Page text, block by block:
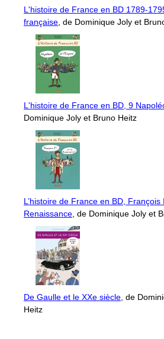
L'histoire de France en BD 1789-
française , de Dominique Joly et
L'histoire de France en BD, 9
Dominique Joly et Bruno Heitz
L’histoire de France en BD, François
Renaissance , de Dominique Joly et
De Gaulle et le XXe siècle , de
Heitz